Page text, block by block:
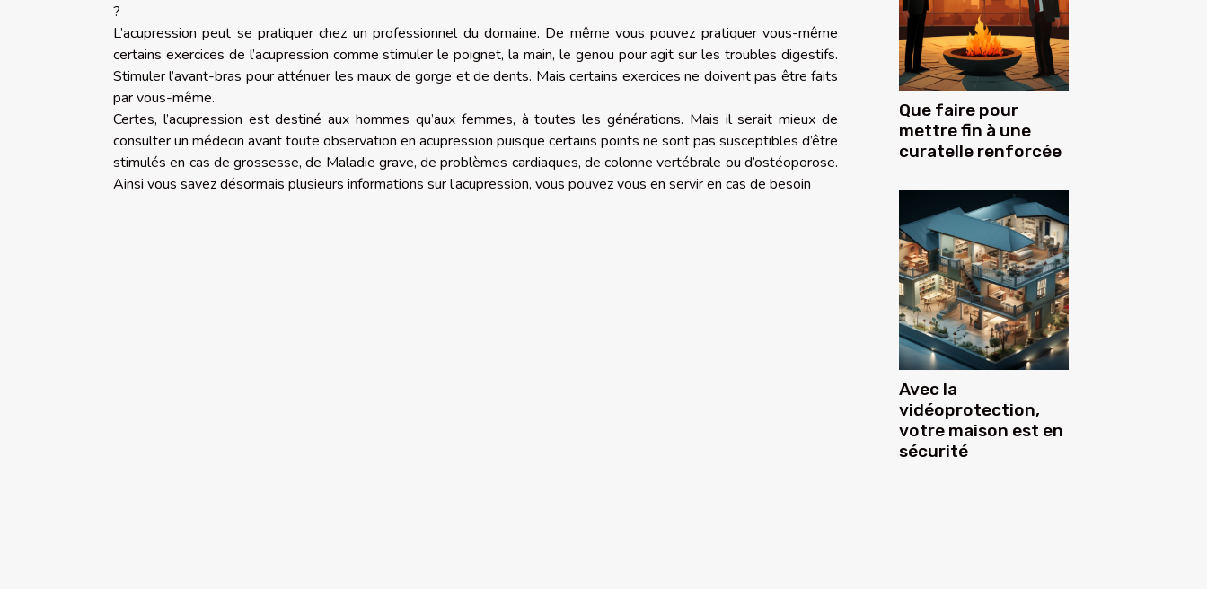
?
L’acupression peut se pratiquer chez un professionnel du domaine. De même vous pouvez pratiquer vous-même
certains exercices de l’acupression comme stimuler le poignet, la main, le genou pour agit sur les troubles digestifs.
Stimuler l’avant-bras pour atténuer les maux de gorge et de dents. Mais certains exercices ne doivent pas être faits
par vous-même.
Certes, l’acupression est destiné aux hommes qu’aux femmes, à toutes les générations. Mais il serait mieux de
consulter un médecin avant toute observation en acupression puisque certains points ne sont pas susceptibles d’être
stimulés en cas de grossesse, de Maladie grave, de problèmes cardiaques, de colonne vertébrale ou d’ostéoporose.
Ainsi vous savez désormais plusieurs informations sur l’acupression, vous pouvez vous en servir en cas de besoin
Que faire pour
mettre fin à une
curatelle renforcée
Avec la
vidéoprotection,
votre maison est en
sécurité